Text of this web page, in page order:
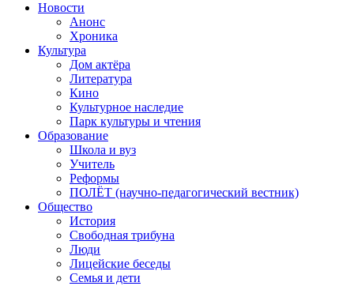
Новости
Анонс
Хроника
Культура
Дом актёра
Литература
Кино
Культурное наследие
Парк культуры и чтения
Образование
Школа и вуз
Учитель
Реформы
ПОЛЁТ (научно-педагогический вестник)
Общество
История
Свободная трибуна
Люди
Лицейские беседы
Семья и дети